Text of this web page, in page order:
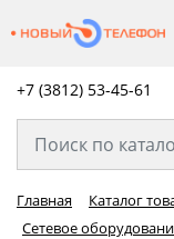
+7 (3812) 53-45-61
Главная Каталог
Сетевое